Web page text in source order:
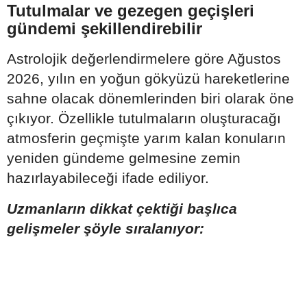
Tutulmalar ve gezegen geçişleri
gündemi şekillendirebilir
Astrolojik değerlendirmelere göre Ağustos
2026, yılın en yoğun gökyüzü hareketlerine
sahne olacak dönemlerinden biri olarak öne
çıkıyor. Özellikle tutulmaların oluşturacağı
atmosferin geçmişte yarım kalan konuların
yeniden gündeme gelmesine zemin
hazırlayabileceği ifade ediliyor.
Uzmanların dikkat çektiği başlıca
gelişmeler şöyle sıralanıyor: